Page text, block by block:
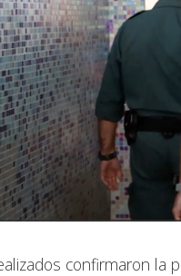
confirmaron la